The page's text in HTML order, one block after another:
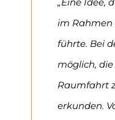
im Rahmen
führte. Bei
möglich,
Raumfahrt
erkunden.